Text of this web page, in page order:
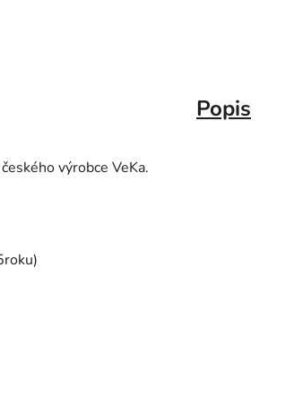
Popis
výrobce VeKa.